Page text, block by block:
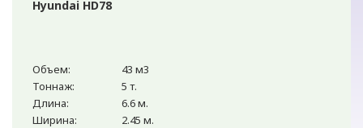
Hyundai HD78
Объем:
43 м3
Тоннаж:
5 т.
Длина:
6.6 м.
Ширина:
2.45 м.